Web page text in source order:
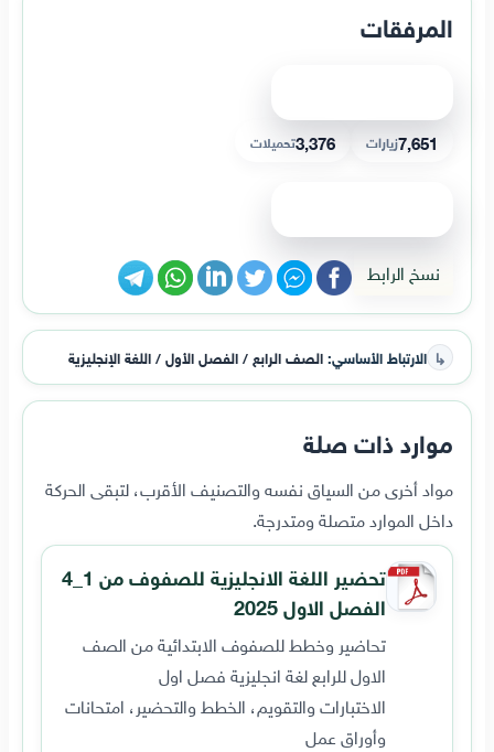
المرفقات
7,651زيارات 3,376تحميلات
نسخ الرابط
↳ الارتباط الأساسي:الصف الرابع / الفصل الأول / اللغة الإنجليزية
موارد ذات صلة
مواد أخرى من السياق نفسه والتصنيف الأقرب، لتبقى الحركة
داخل الموارد متصلة ومتدرجة.
تحضير اللغة الانجليزية للصفوف من 1_4
الفصل الاول 2025
تحاضير وخطط للصفوف الابتدائية من الصف
الاول للرابع لغة انجليزية فصل اول
الاختبارات والتقويم، الخطط والتحضير، امتحانات
وأوراق عمل